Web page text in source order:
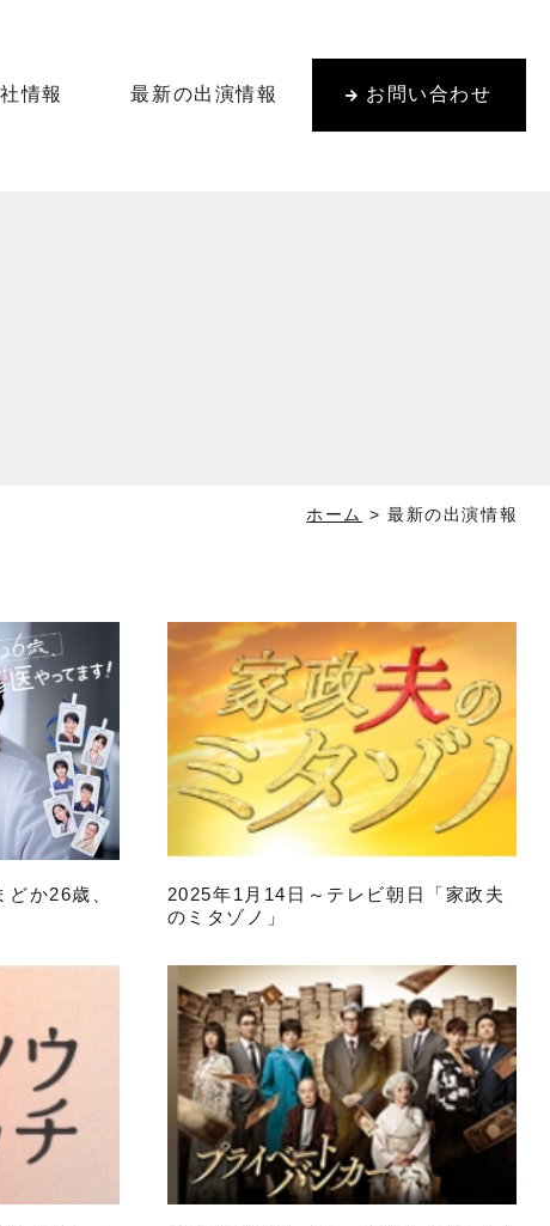
情報 最新の出演情報 お問い合わせ
ホーム > 最新の出演情報
か26歳、
2025年1月14日～テレビ朝日「家政夫
のミタゾノ」